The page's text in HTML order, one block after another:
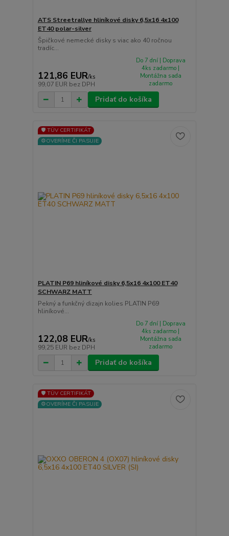
ATS Streetrallye hliníkové disky 6,5x16 4x100
ET40 polar-silver
Špičkové nemecké disky s viac ako 40 ročnou
tradíc...
121,86 EUR/ks
99,07 EUR bez DPH
Do 7 dní | Doprava
4ks zadarmo |
Montážna sada
zadarmo
Pridať do košíka
🛡️ TÜV CERTIFIKÁT
⚙️OVERÍME ČI PASUJE
PLATIN P69 hliníkové disky 6,5x16 4x100 ET40
SCHWARZ MATT
Pekný a funkčný dizajn kolies PLATIN P69
hliníkové...
122,08 EUR/ks
99,25 EUR bez DPH
Do 7 dní | Doprava
4ks zadarmo |
Montážna sada
zadarmo
Pridať do košíka
🛡️ TÜV CERTIFIKÁT
⚙️OVERÍME ČI PASUJE